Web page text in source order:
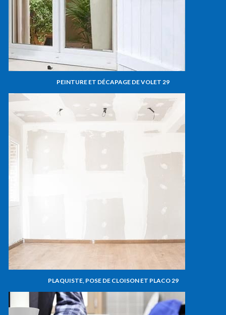
PEINTURE ET DÉCAPAGE DE VOLET 29
PLAQUISTE, POSE DE CLOISON ET PLACO 29